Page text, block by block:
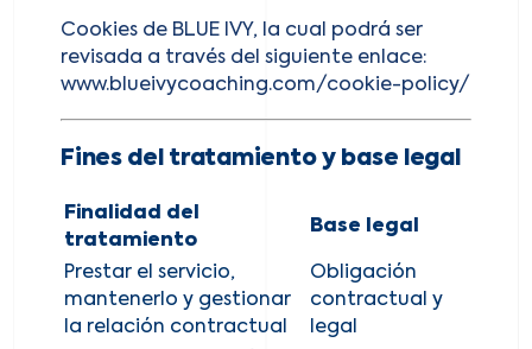
Cookies de BLUE IVY, la cual podrá ser
revisada a través del siguiente enlace:
www.blueivycoaching.com/cookie-policy/
Fines del tratamiento y base legal
Finalidad del
tratamiento
Base legal
Prestar el servicio,
mantenerlo y gestionar
la relación contractual
Obligación
contractual y
legal